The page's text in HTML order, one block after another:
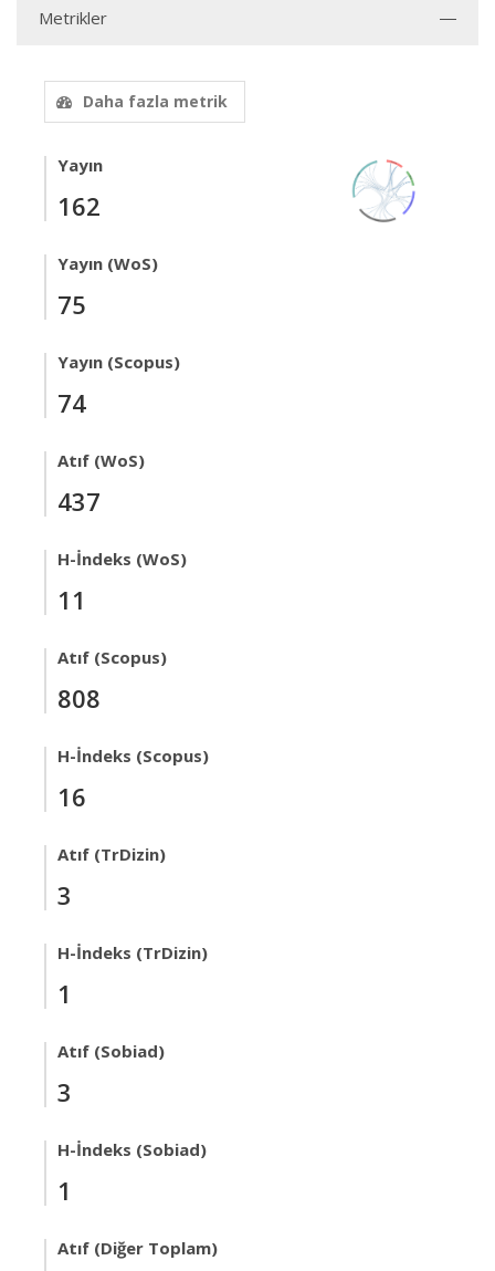
Metrikler
Daha fazla metrik
Yayın
162
Yayın (WoS)
75
Yayın (Scopus)
74
Atıf (WoS)
437
H-İndeks (WoS)
11
Atıf (Scopus)
808
H-İndeks (Scopus)
16
Atıf (TrDizin)
3
H-İndeks (TrDizin)
1
Atıf (Sobiad)
3
H-İndeks (Sobiad)
1
Atıf (Diğer Toplam)